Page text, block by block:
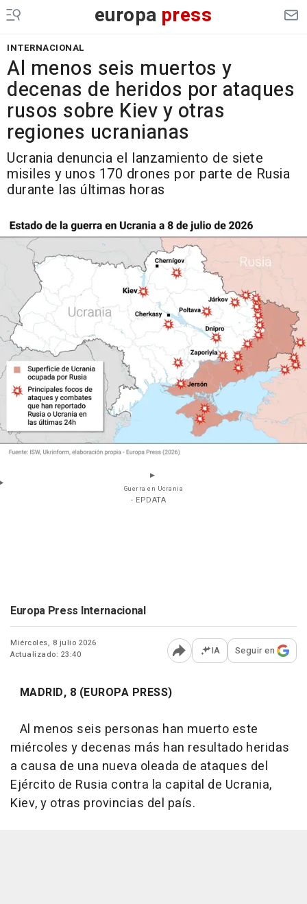
europa press
INTERNACIONAL
Al menos seis muertos y
decenas de heridos por ataques
rusos sobre Kiev y otras
regiones ucranianas
Ucrania denuncia el lanzamiento de siete
misiles y unos 170 drones por parte de Rusia
durante las últimas horas
Guerra en Ucrania
- EPDATA
Europa Press Internacional
Miércoles, 8 julio 2026
Actualizado: 23:40
Abrir opciones para
IA Seguir en
MADRID, 8 (EUROPA PRESS)
Al menos seis personas han muerto este
miércoles y decenas más han resultado heridas
a causa de una nueva oleada de ataques del
Ejército de Rusia contra la capital de Ucrania,
Kiev, y otras provincias del país.